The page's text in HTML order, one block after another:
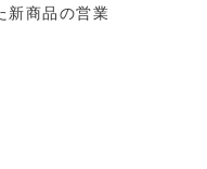
新商品の営業